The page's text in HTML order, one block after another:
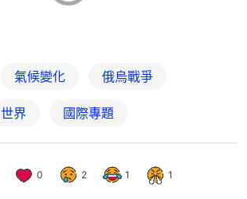
氣候變化 俄烏戰爭
世界 國際專題
0 2 1 1